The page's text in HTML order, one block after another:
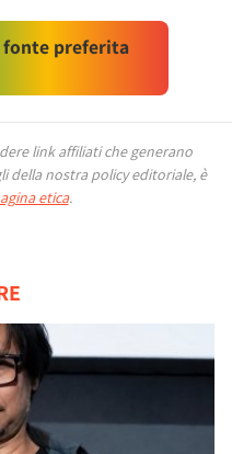
fonte preferita
link affiliati che generano
della nostra policy editoriale, è
etica.